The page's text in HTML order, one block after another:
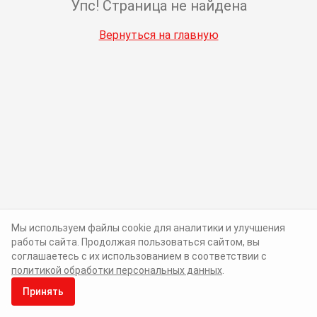
Упс! Страница не найдена
Вернуться на главную
Мы используем файлы cookie для аналитики и улучшения
работы сайта. Продолжая пользоваться сайтом, вы
соглашаетесь с их использованием в соответствии с
политикой обработки персональных данных
Принять